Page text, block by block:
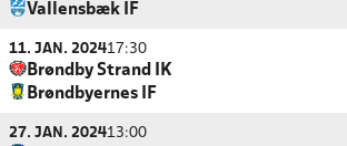
Vallensbæk IF
11. JAN. 202417:30
Brøndby Strand IK
Brøndbyernes IF
27. JAN. 202413:00